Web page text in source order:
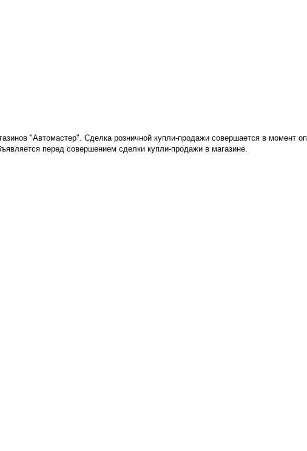
"Автомастер". Сделка розничной купли-продажи совершается в момент
перед совершением сделки купли-продажи в магазине